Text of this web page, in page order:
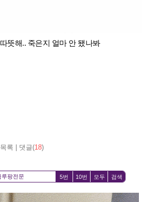
따뜻해.. 죽은지 얼마 안 됐나봐
목록 댓글(18)
5번 10번 모두 검색